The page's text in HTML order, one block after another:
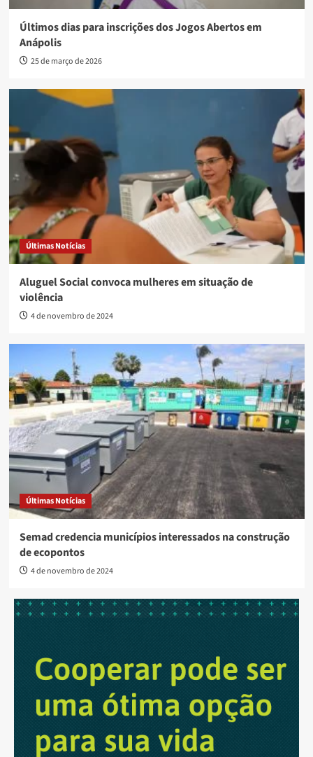
Últimos dias para inscrições dos Jogos Abertos em
Anápolis
25 de março de 2026
Últimas Notícias
Aluguel Social convoca mulheres em situação de
violência
4 de novembro de 2024
Últimas Notícias
Semad credencia municípios interessados na construção
de ecopontos
4 de novembro de 2024